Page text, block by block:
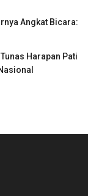
Angkat Bicara:
Harapan Pati